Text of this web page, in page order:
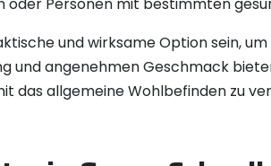
und wirksame Option sein,
und angenehmen Geschmack
das allgemeine Wohlbefinden zu